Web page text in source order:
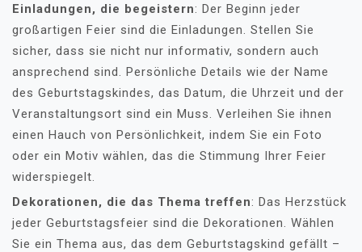
Einladungen, die begeistern: Der Beginn jeder
großartigen Feier sind die Einladungen. Stellen Sie
sicher, dass sie nicht nur informativ, sondern auch
ansprechend sind. Persönliche Details wie der Name
des Geburtstagskindes, das Datum, die Uhrzeit und der
Veranstaltungsort sind ein Muss. Verleihen Sie ihnen
einen Hauch von Persönlichkeit, indem Sie ein Foto
oder ein Motiv wählen, das die Stimmung Ihrer Feier
widerspiegelt.
Dekorationen, die das Thema treffen: Das Herzstück
jeder Geburtstagsfeier sind die Dekorationen. Wählen
Sie ein Thema aus, das dem Geburtstagskind gefällt –